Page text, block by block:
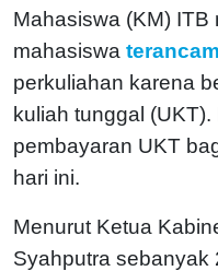
Mahasiswa (KM)
mahasiswa terancam
perkuliahan karena
kuliah tunggal
pembayaran UKT
hari ini.
Menurut Ketua
Syahputra sebanyak